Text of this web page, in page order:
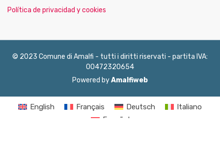
Política de privacidad y cookies
© 2023 Comune di Amalfi - tutti i diritti riservati - partita IVA:
00472320654
Powered byAmalfiweb
English Français Deutsch
Italiano
Español